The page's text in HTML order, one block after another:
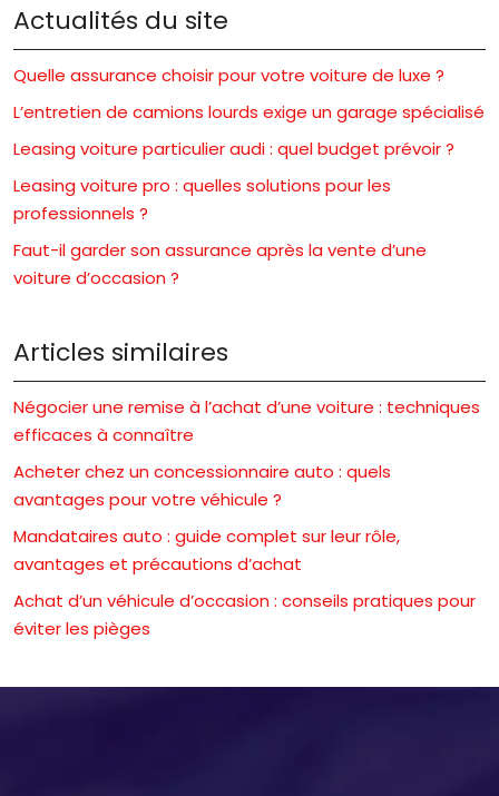
Actualités du site
Quelle assurance choisir pour votre voiture de luxe ?
L’entretien de camions lourds exige un garage spécialisé
Leasing voiture particulier audi : quel budget prévoir ?
Leasing voiture pro : quelles solutions pour les
professionnels ?
Faut-il garder son assurance après la vente d’une
voiture d’occasion ?
Articles similaires
Négocier une remise à l’achat d’une voiture : techniques
efficaces à connaître
Acheter chez un concessionnaire auto : quels
avantages pour votre véhicule ?
Mandataires auto : guide complet sur leur rôle,
avantages et précautions d’achat
Achat d’un véhicule d’occasion : conseils pratiques pour
éviter les pièges